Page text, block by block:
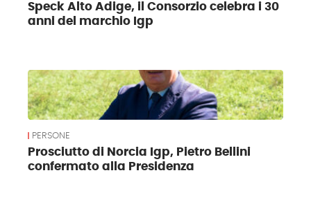
Speck Alto Adige, il Consorzio celebra i 30
anni del marchio Igp
PERSONE
Prosciutto di Norcia Igp, Pietro Bellini
confermato alla Presidenza